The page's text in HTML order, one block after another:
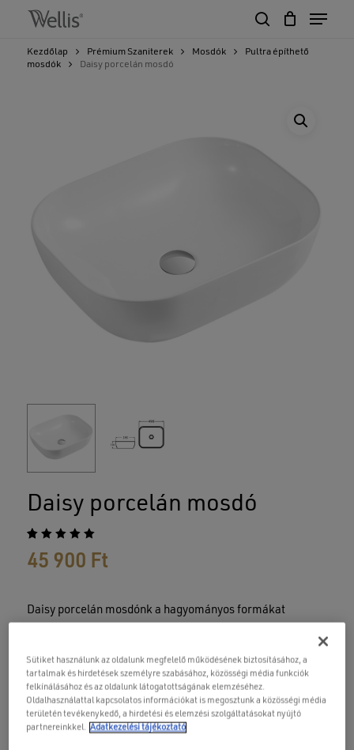
content
Menu
Cart
Kezdőlap Prémium Szaniterek Mosdók
Pultra építhető
mosdók
Daisy porcelán mosdó
Daisy porcelán mosdó
5.00az
5-ből,
45 900 Ft
Daisy porcelán mosdónk a hagyományos formákat
Pultra szerelhető mosdóinkhoz válasszon egyre bővülő
magasított csaptelep kínálatunkból, illetve ajánljuk hozzá
Klikk-Klakk lefolyóinkat, melyek túlfolyós, és túlfolyó
nélküli változatban kaphatók, króm, fehér, illetve fekete
porcelán felső résszel matt vagy fényes kivitelben.
Sütiket használunk az oldalunk megfelelő működésének biztosításához, a
tartalmak és hirdetések személyre szabásához, közösségi média funkciók
felkínálásához és az oldalunk látogatottságának elemzéséhez.
Oldalhasználattal kapcsolatos információkat is megosztunk a közösségi média
területén tevékenykedő, a hirdetési és elemzési szolgáltatásokat nyújtó
partnereinkkel. Adatkezelési tájékoztató